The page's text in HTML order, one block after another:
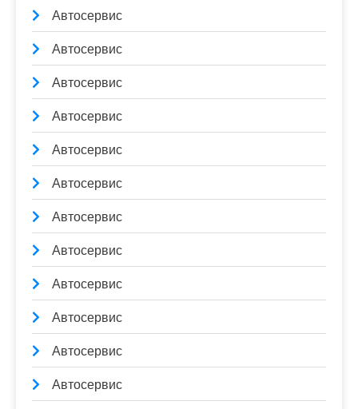
Автосервис
Автосервис
Автосервис
Автосервис
Автосервис
Автосервис
Автосервис
Автосервис
Автосервис
Автосервис
Автосервис
Автосервис